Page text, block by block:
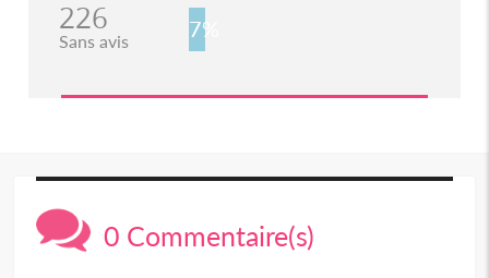
226
Sans avis 7%
0 Commentaire(s)